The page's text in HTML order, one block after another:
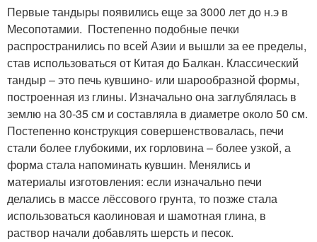
Первые тандыры появились еще за 3000 лет до н.э в
Месопотамии. Постепенно подобные печки
распространились по всей Азии и вышли за ее пределы,
став использоваться от Китая до Балкан. Классический
тандыр – это печь кувшино- или шарообразной формы,
построенная из глины. Изначально она заглублялась в
землю на 30-35 см и составляла в диаметре около 50 см.
Постепенно конструкция совершенствовалась, печи
стали более глубокими, их горловина – более узкой, а
форма стала напоминать кувшин. Менялись и
материалы изготовления: если изначально печи
делались в массе лёссового грунта, то позже стала
использоваться каолиновая и шамотная глина, в
раствор начали добавлять шерсть и песок.